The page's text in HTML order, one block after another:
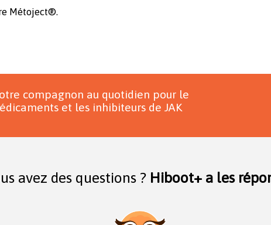
Métoject®.
compagnon au quotidien pour le
et les inhibiteurs de JAK
avez des questions ? Hiboot+ a les